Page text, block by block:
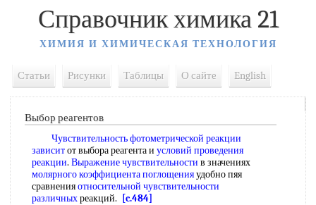
Справочник химика 21
ХИМИЯ И ХИМИЧЕСКАЯ ТЕХНОЛОГИЯ
Статьи Рисунки Таблицы О сайте English
Выбор реагентов
Чувствительность фотометрической реакции
зависитот выбора реагента и условий проведения
реакции. Выражение чувствительности в значениях
молярного коэффициента поглощенияудобно пяя
сравненияотносительной чувствительности
различныхреакций.
[c.484]